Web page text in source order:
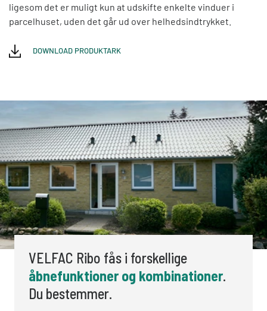
ligesom det er muligt kun at udskifte enkelte vinduer i
parcelhuset, uden det går ud over helhedsindtrykket.
DOWNLOAD PRODUKTARK
VELFAC Ribo fås i forskellige
åbnefunktioner og kombinationer.
Du bestemmer.